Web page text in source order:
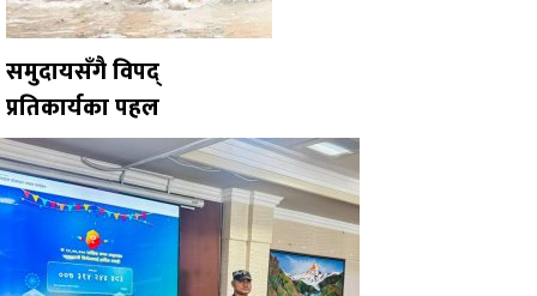
समुदायसँगै विपद्
प्रतिकार्यका पहल